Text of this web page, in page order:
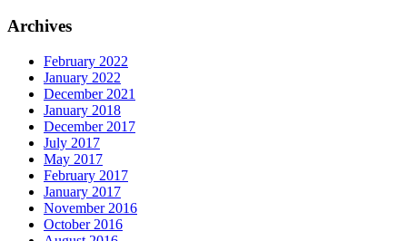
Archives
February 2022
January 2022
December 2021
January 2018
December 2017
July 2017
May 2017
February 2017
January 2017
November 2016
October 2016